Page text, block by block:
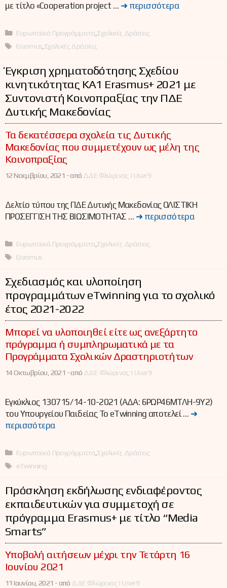
με τίτλο «Cooperation project … ➜ περισσότερα
Κατηγορίες
Ευρωπαϊκά Προγράμματα Σχολικές Δράσεις
Ετικέτες
Erasmus Σχολικές Δράσεις
Έγκριση χρηματοδότησης Σχεδίου
κινητικότητας ΚΑ1 Erasmus+ 2021 με
Συντονιστή Κοινοπραξίας την ΠΔΕ
Δυτικής Μακεδονίας
Τα δεκατέσσερα σχολεία τις Δυτικής
Μακεδονίας που συμμετέχουν ως μέλη της
Κοινοπραξίας
12 Νοεμβρίου, 2021 -από ΔΔΕ Φλώρινας | User9
Δελτίο τύπου της ΠΔΕ Δυτικής Μακεδονίας ΟΛΙΣΤΙΚΗ
ΠΡΟΣΕΓΓΙΣΗ ΤΗΣ ΒΙΩΣΙΜΟΤΗΤΑΣ … ➜ περισσότερα
Κατηγορίες
Ευρωπαϊκά Προγράμματα Σχολικές Δράσεις
Ετικέτες
Erasmus
Σχεδιασμός και υλοποίηση
προγραμμάτων eTwinning για το σχολικό
έτος 2021-2022
Μπορεί να υλοποιηθεί είτε ως ανεξάρτητο
πρόγραμμα ή συμπληρωματικά με τα
Προγράμματα Σχολικών Δραστηριοτήτων
14 Οκτωβρίου, 2021 -από ΔΔΕ Φλώρινας | User9
Εγκύκλιος 130715/14-10-2021 (ΑΔΑ: 6ΡΩΡ46ΜΤΛΗ-9Υ2)
του Υπουργείου Παιδείας Το eTwinning αποτελεί … ➜
περισσότερα
Κατηγορίες
Ευρωπαϊκά Προγράμματα Σχολικές Δράσεις
Ετικέτες
eTwinning
Πρόσκληση εκδήλωσης ενδιαφέροντος
εκπαιδευτικών για συμμετοχή σε
πρόγραμμα Erasmus+ με τίτλο “Media
Smarts”
Υποβολή αιτήσεων μέχρι την Τετάρτη 16
Ιουνίου 2021
11 Ιουνίου, 2021 -από ΔΔΕ Φλώρινας | User9